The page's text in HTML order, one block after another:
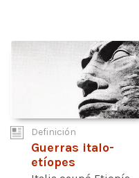
Definición
Guerras italo-
etíopes